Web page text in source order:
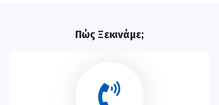
Πώς Ξεκινάμε;